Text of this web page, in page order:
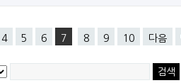
4 5 6 7 8 9 10 다음